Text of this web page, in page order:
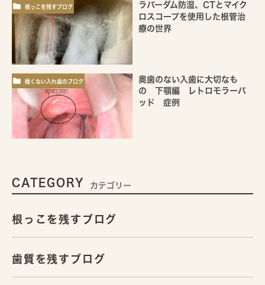
根っこを残すブログ
ラバーダム防湿、CTとマイク
ロスコープを使用した根管治
療の世界
痛くない入れ歯のブログ
奥歯のない入歯に大切なも
の 下顎編 レトロモラーパ
ッド 症例
CATEGORY カテゴリー
根っこを残すブログ
歯質を残すブログ